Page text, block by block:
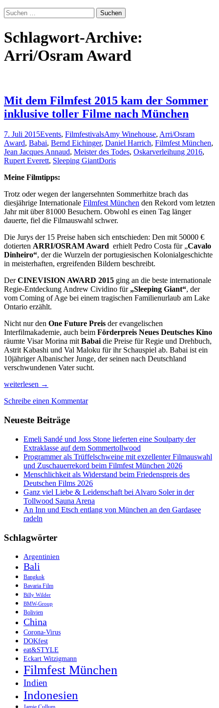
Suchen
nach:
Schlagwort-Archive:
Arri/Osram Award
Mit dem Filmfest 2015 kam der Sommer
inklusive toller Filme nach München
7. Juli 2015Events, FilmfestivalsAmy Winehouse, Arri/Osram
Award, Babai, Bernd Eichinger, Daniel Harrich, Filmfest München,
Jean Jacques Annaud, Meister des Todes, Oskarverleihung 2016,
Rupert Everett, Sleeping GiantDoris
Meine Filmtipps:
Trotz oder wegen der langersehnten Sommerhitze brach das
diesjährige Internationale Filmfest München den Rekord vom letzten
Jahr mit über 81000 Besuchern. Obwohl es einen Tag länger
dauerte, fiel die Filmauswahl schwer.
Die Jurys der 15 Preise haben sich entschieden: Den mit 50000 €
dotierten ARRI/OSRAM Award erhielt Pedro Costa für „Cavalo
Dinheiro“, der die Wurzeln der portugiesischen Kolonialgeschichte
in meisterhaften, ergreifenden Bildern beschreibt.
DerCINEVISION AWARD 2015 ging an die beste internationale
Regie-Entdeckung Andrew Cividino für „Sleeping Giant“, der
vom Coming of Age bei einem tragischen Familienurlaub am Lake
Ontario erzählt.
Nicht nur den One Future Preis der evangelischen
Interfilmakademie, auch beim Förderpreis Neues Deutsches Kino
räumte Visar Morina mitBabaidie Preise für Regie und Drehbuch,
Astrit Kabashi und Val Maloku für ihr Schauspiel ab. Babai ist ein
10jähriger Albanischer Junge, der seinen nach Deutschland
verschwundenen Vater sucht.
Mit
Filmfest
kam
Sommer
inklusive
toller
nach
München
weiterlesen →
Schreibe einen Kommentar
Neueste Beiträge
Emeli Sandé und Joss Stone lieferten eine Soulparty der
Extraklasse auf dem Sommertollwood
Programmer als Trüffelschweine mit exzellenter Filmauswahl
und Zuschauerrekord beim Filmfest München 2026
Menschlichkeit als Widerstand beim Friedenspreis des
Deutschen Films 2026
Ganz viel Liebe & Leidenschaft bei Alvaro Soler in der
Tollwood Sauna Arena
An Inn und Etsch entlang von München an den Gardasee
radeln
Schlagwörter
Argentinien
Bali
Bangkok
Bavaria Film
Billy Wilder
BMW-Group
Bolivien
China
Corona-Virus
DOKfest
eat&STYLE
Eckart Witzigmann
Filmfest München
Indien
Indonesien